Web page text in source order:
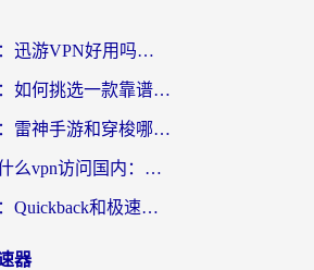
海外党必看：迅游VPN好用吗？和OurPlay VPN对比哪个回国效果更好？附真实体验测评
海外党必看：如何挑选一款靠谱的PC端VPN，让回国冲浪不再卡顿
海外党必看：雷神手游和穿梭哪个好？3步教你选对回国加速器（附实测对比）
从匈牙利用什么vpn访问国内：一份海外游子的网络归乡指南
海外党必看：Quickback和极速穿梭VPN好用吗？3步选对回国加速器实现无缝刷国内资源
器